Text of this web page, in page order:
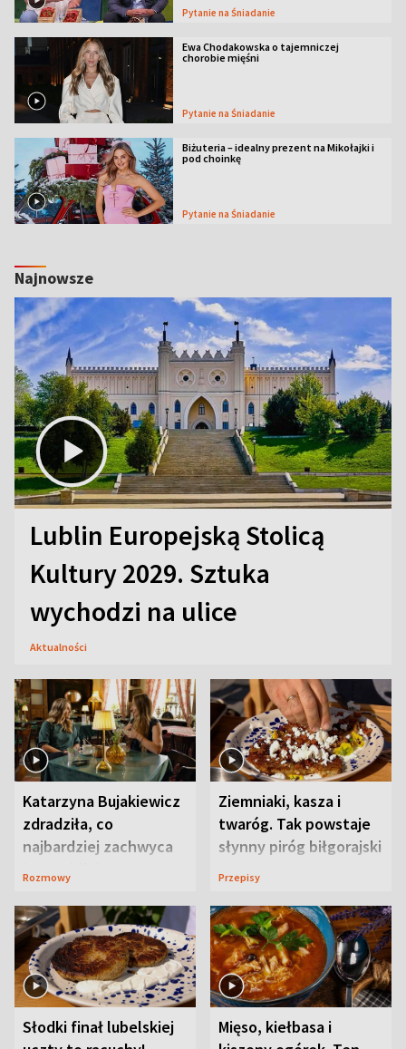
Pytanie na Śniadanie
Ewa Chodakowska o tajemniczej
chorobie mięśni
Pytanie na Śniadanie
Biżuteria – idealny prezent na Mikołajki i
pod choinkę
Pytanie na Śniadanie
Najnowsze
Lublin Europejską Stolicą
Kultury 2029. Sztuka
wychodzi na ulice
Aktualności
Katarzyna Bujakiewicz
zdradziła, co
najbardziej zachwyca
ją w Lublinie
Rozmowy
Ziemniaki, kasza i
twaróg. Tak powstaje
słynny piróg biłgorajski
Przepisy
Słodki finał lubelskiej
Mięso, kiełbasa i